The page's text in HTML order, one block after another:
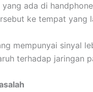
ada di
ke tempat yang
mempunyai sinyal
terhadap jaringan